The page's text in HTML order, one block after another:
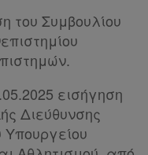
του Συμβουλίου
εισήγηση
Διεύθυνσης
Υπουργείου